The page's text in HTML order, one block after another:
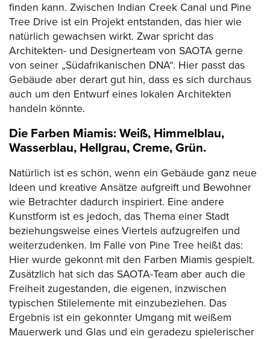
finden kann. Zwischen Indian Creek Canal und Pine
Tree Drive ist ein Projekt entstanden, das hier wie
natürlich gewachsen wirkt. Zwar spricht das
Architekten- und Designerteam von SAOTA gerne
von seiner „Südafrikanischen DNA“. Hier passt das
Gebäude aber derart gut hin, dass es sich durchaus
auch um den Entwurf eines lokalen Architekten
handeln könnte.
Die Farben Miamis: Weiß, Himmelblau,
Wasserblau, Hellgrau, Creme, Grün.
Natürlich ist es schön, wenn ein Gebäude ganz neue
Ideen und kreative Ansätze aufgreift und Bewohner
wie Betrachter dadurch inspiriert. Eine andere
Kunstform ist es jedoch, das Thema einer Stadt
beziehungsweise eines Viertels aufzugreifen und
weiterzudenken. Im Falle von Pine Tree heißt das:
Hier wurde gekonnt mit den Farben Miamis gespielt.
Zusätzlich hat sich das SAOTA-Team aber auch die
Freiheit zugestanden, die eigenen, inzwischen
typischen Stilelemente mit einzubeziehen. Das
Ergebnis ist ein gekonnter Umgang mit weißem
Mauerwerk und Glas und ein geradezu spielerischer